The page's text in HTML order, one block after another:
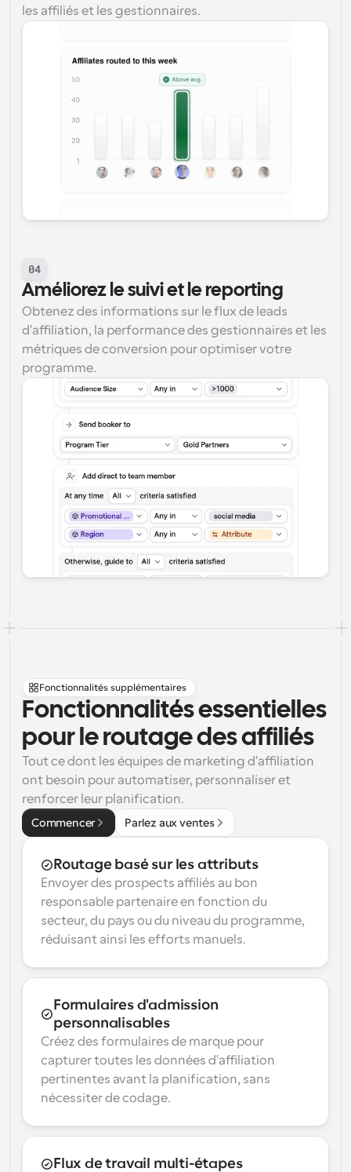
les affiliés et les gestionnaires.
04
Améliorez le suivi et le reporting
Obtenez des informations sur le flux de leads
d'affiliation, la performance des gestionnaires et les
métriques de conversion pour optimiser votre
programme.
Fonctionnalités supplémentaires
Fonctionnalités essentielles
pour le routage des affiliés
Tout ce dont les équipes de marketing d'affiliation
ont besoin pour automatiser, personnaliser et
renforcer leur planification.
Commencer Parlez aux ventes
Routage basé sur les attributs
Envoyer des prospects affiliés au bon
responsable partenaire en fonction du
secteur, du pays ou du niveau du programme,
réduisant ainsi les efforts manuels.
Formulaires d'admission
personnalisables
Créez des formulaires de marque pour
capturer toutes les données d'affiliation
pertinentes avant la planification, sans
nécessiter de codage.
Flux de travail multi-étapes